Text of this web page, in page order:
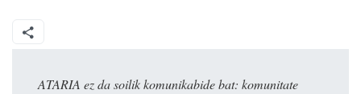
ATARIA ez da soilik komunikabide bat: komunitate